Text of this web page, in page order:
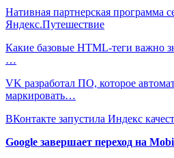
Нативная партнерская программа
Яндекс.Путешествие
Какие базовые HTML-теги важно
…
VK разработал ПО, которое
маркировать…
ВКонтакте запустила Индекс
Google завершает переход на